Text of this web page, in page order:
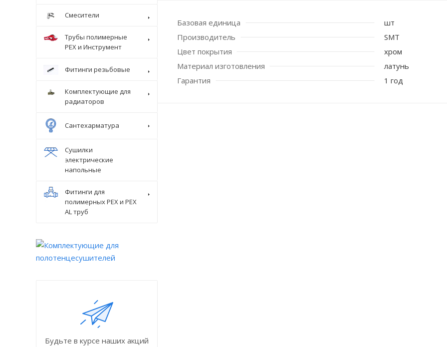
Базовая единица
шт
Производитель
SMT
Цвет покрытия
хром
Материал изготовления
латунь
Гарантия
1 год
Смесители
Трубы полимерные
PEX и Инструмент
Фитинги резьбовые
Комплектующие для
радиаторов
Сантехарматура
Сушилки
электрические
напольные
Фитинги для
полимерных PEX и PEX
AL труб
Будьте в курсе наших акций